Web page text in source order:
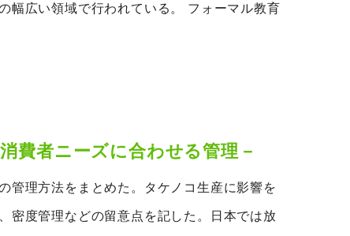
幅広い領域で行われている。 フォーマル教育
費者ニーズに合わせる管理－
管理方法をまとめた。タケノコ生産に影響を
密度管理などの留意点を記した。日本では放